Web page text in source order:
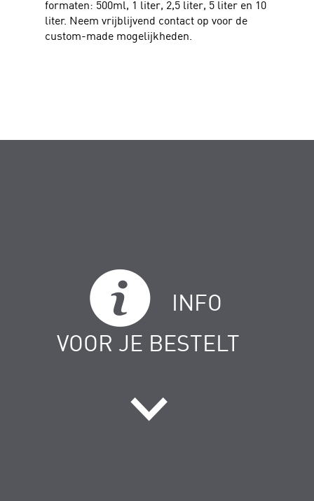
formaten: 500ml, 1 liter, 2,5 liter, 5 liter en 10
liter. Neem vrijblijvend contact op voor de
custom-made mogelijkheden.
INFO
VOOR JE BESTELT